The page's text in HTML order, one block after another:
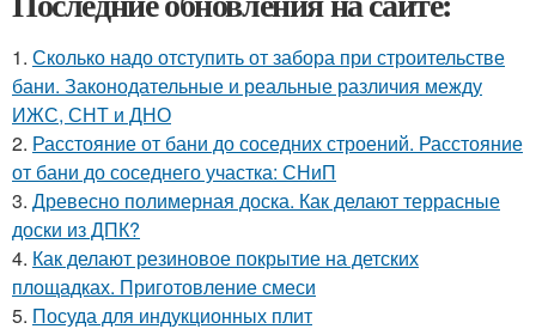
1. Сколько надо отступить от забора при строительстве
бани. Законодательные и реальные различия между
ИЖС, СНТ и ДНО
2. Расстояние от бани до соседних строений. Расстояние
от бани до соседнего участка: СНиП
3. Древесно полимерная доска. Как делают террасные
доски из ДПК?
4. Как делают резиновое покрытие на детских
площадках. Приготовление смеси
5. Посуда для индукционных плит